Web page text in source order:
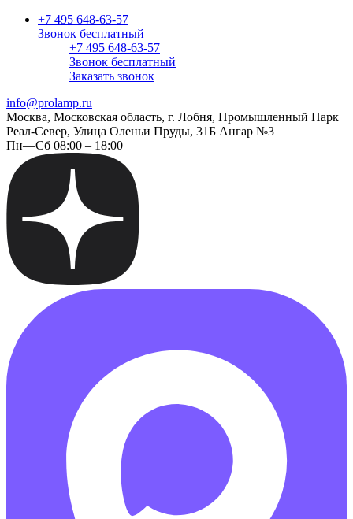
+7 495 648-63-57
Звонок бесплатный
+7 495 648-63-57
Звонок бесплатный
Заказать звонок
info@prolamp.ru
Москва, Московская область, г. Лобня, Промышленный Парк
Реал-Север, Улица Оленьи Пруды, 31Б Ангар №3
Пн—Сб 08:00 – 18:00